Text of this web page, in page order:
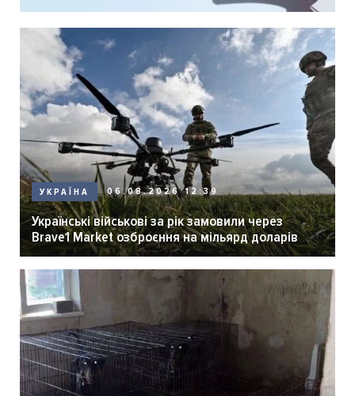
УКРАЇНА 06.08.2026 12:39
Українські військові за рік замовили через
Brave1 Market озброєння на мільярд доларів